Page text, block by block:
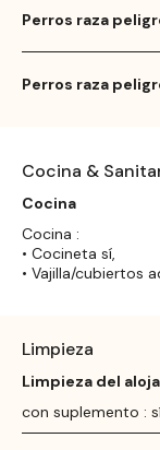
Perros raza
Perros raza
Cocina &
Cocina
Cocina :
• Cocineta sí,
• Vajilla/cubiertos
Limpieza
Limpieza del
con suplemento :